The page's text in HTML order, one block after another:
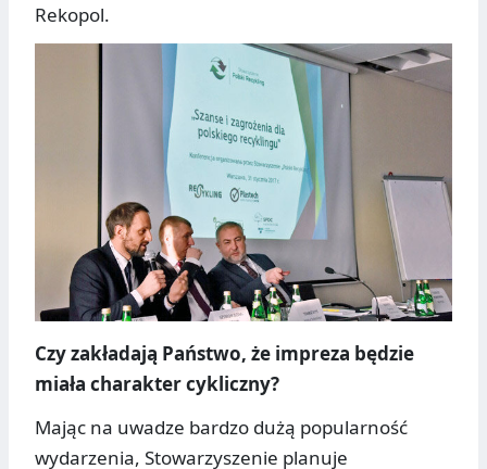
Rekopol.
Czy zakładają Państwo, że impreza będzie
miała charakter cykliczny?
Mając na uwadze bardzo dużą popularność
wydarzenia, Stowarzyszenie planuje